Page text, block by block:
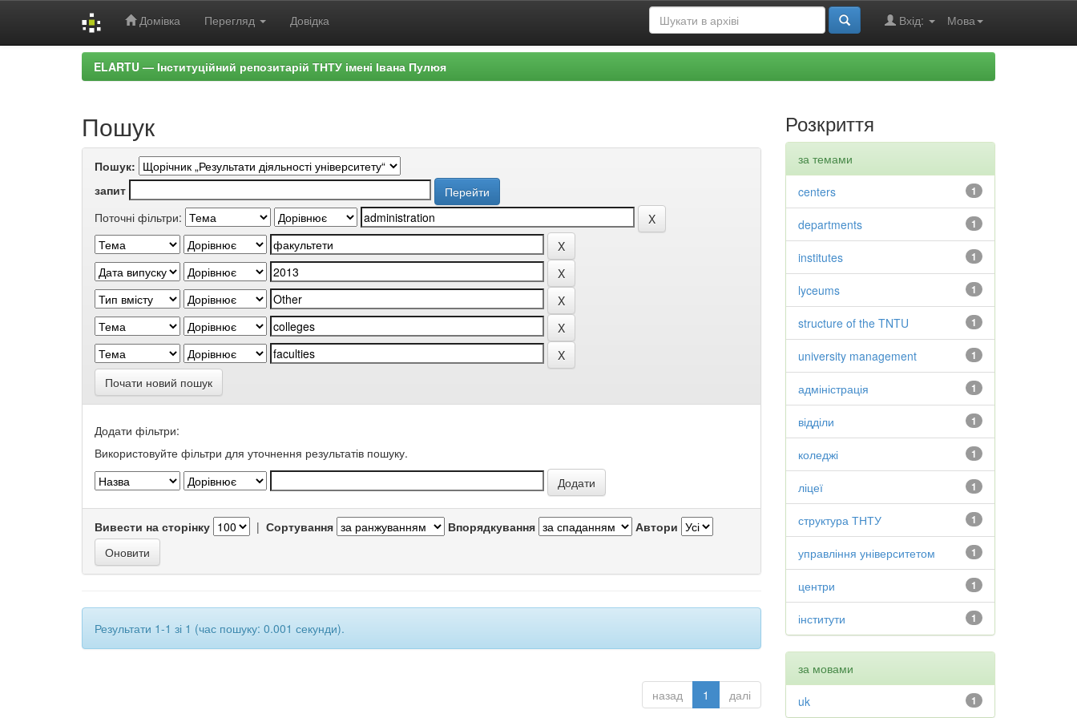
Домівка Перегляд Довідка Мова
Вхід:
ELARTU — Інституційний репозитарій ТНТУ імені Івана Пулюя
Пошук
Пошук:
запит
Поточні фільтри:
Почати новий пошук
Додати фільтри:
Використовуйте фільтри для уточнення результатів пошуку.
Вивести на сторінку | Сортування Впорядкування Автори
Результати 1-1 зі 1 (час пошуку: 0.001 секунди).
назад 1 далі
Розкриття
за темами
1
centers
1
departments
1
institutes
1
lyceums
1
structure of the TNTU
1
university management
1
адміністрація
1
відділи
1
коледжі
1
ліцеї
1
структура ТНТУ
1
управління університетом
1
центри
1
інститути
за мовами
1
uk